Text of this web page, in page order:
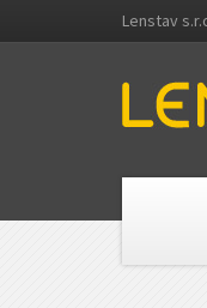
Lenstav